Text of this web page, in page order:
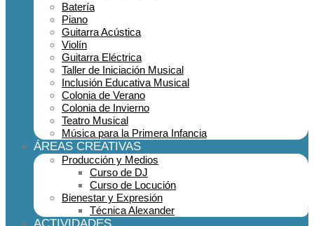
Batería
Piano
Guitarra Acústica
Violín
Guitarra Eléctrica
Taller de Iniciación Musical
Inclusión Educativa Musical
Colonia de Verano
Colonia de Invierno
Teatro Musical
Música para la Primera Infancia
ÁREAS CREATIVAS
Producción y Medios
Curso de DJ
Curso de Locución
Bienestar y Expresión
Técnica Alexander